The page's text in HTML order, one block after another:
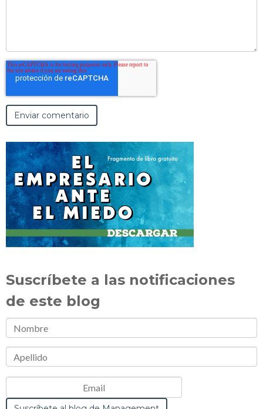
Suscríbete a las notificaciones
de este blog